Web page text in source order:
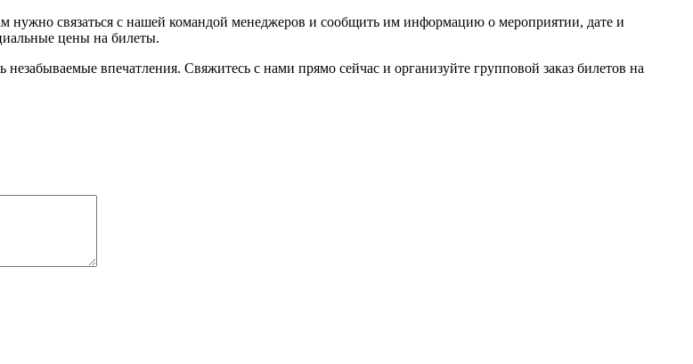
нужно связаться с нашей командой менеджеров и сообщить им информацию о мероприятии, дате и
цены на билеты.
впечатления. Свяжитесь с нами прямо сейчас и организуйте групповой заказ билетов на